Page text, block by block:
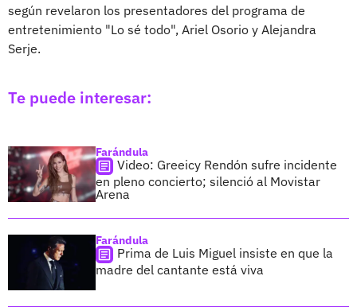
según revelaron los presentadores del programa de
entretenimiento "Lo sé todo", Ariel Osorio y Alejandra
Serje.
Te puede interesar:
Farándula
Video: Greeicy Rendón sufre incidente
en pleno concierto; silenció al Movistar
Arena
Farándula
Prima de Luis Miguel insiste en que la
madre del cantante está viva